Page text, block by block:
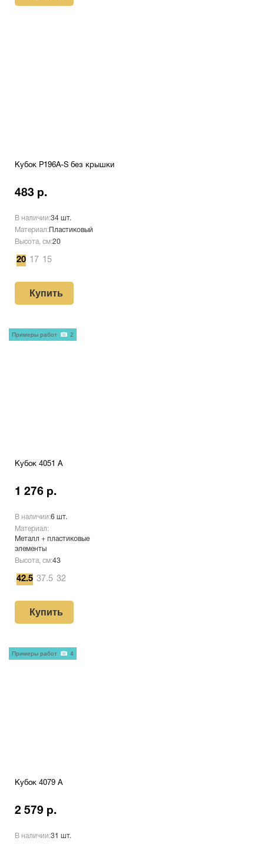
Кубок P196A-S без крышки
483 р.
В наличии:34 шт.
Материал: Пластиковый
Высота, см:20
20 17 15
Купить
Кубок 4051 A
1 276 р.
В наличии:6 шт.
Материал:
Металл + пластиковые
элементы
Высота, см:43
42.5 37.5 32
Купить
Примеры работ 2
Кубок 4079 A
2 579 р.
В наличии:31 шт.
Примеры работ 4